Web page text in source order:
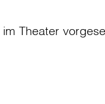
im Theater